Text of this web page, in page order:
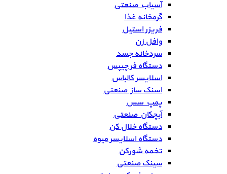
آسیاب صنعتی
گرمخانه غذا
فریزر استیل
وافل زن
سردخانه جسد
دستگاه فر چیپس
اسلایسر کالباس
اسنک ساز صنعتی
پمپ سس
آبچکان صنعتی
دستگاه خلال کن
دستگاه اسلایسر میوه
تخمه شورکن
سینک صنعتی